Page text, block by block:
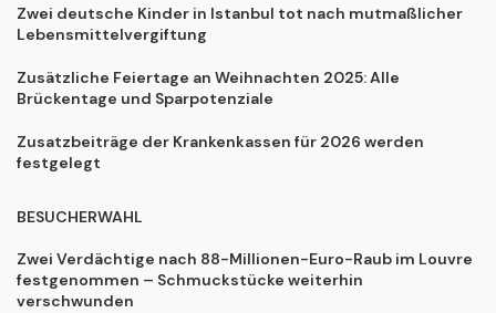
Zwei deutsche Kinder in Istanbul tot nach mutmaßlicher
Lebensmittelvergiftung
Zusätzliche Feiertage an Weihnachten 2025: Alle
Brückentage und Sparpotenziale
Zusatzbeiträge der Krankenkassen für 2026 werden
festgelegt
BESUCHERWAHL
Zwei Verdächtige nach 88-Millionen-Euro-Raub im Louvre
festgenommen – Schmuckstücke weiterhin
verschwunden